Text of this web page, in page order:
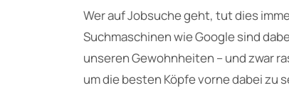
Wer auf Jobsuche geht, tut dies
Suchmaschinen wie Google sind
unseren Gewohnheiten – und zwar
um die besten Köpfe vorne dabei zu